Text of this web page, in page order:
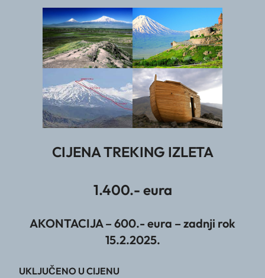
CIJENA TREKING IZLETA
1.400.- eura
AKONTACIJA – 600.- eura – zadnji rok
15.2.2025.
UKLJUČENO U CIJENU